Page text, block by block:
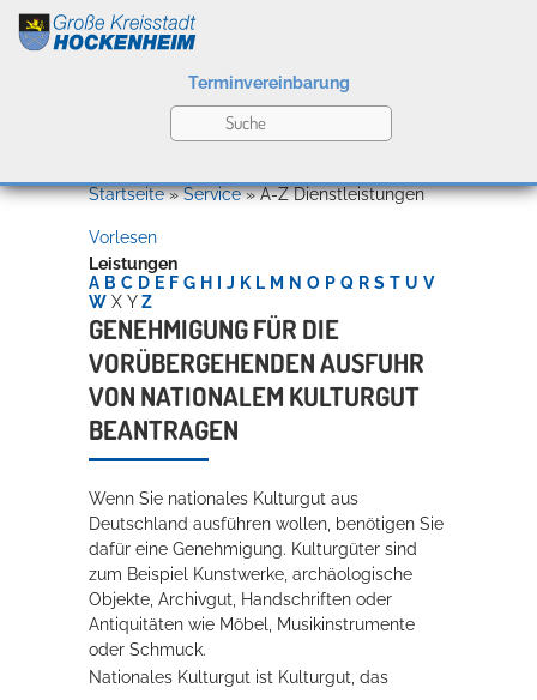
Kultur
Bildung
Wirtschaft
Rathaus
Service
Terminvereinbarung
Willkommen in Hockenheim
Startseite»Service»A-Z Dienstleistungen
Vorlesen
Leistungen
A B C D E F G H J K L M N O P Q R S T U V
W X Y Z
GENEHMIGUNG FÜR DIE
VORÜBERGEHENDEN AUSFUHR
VON NATIONALEM KULTURGUT
BEANTRAGEN
Wenn Sie nationales Kulturgut aus
Deutschland ausführen wollen, benötigen Sie
dafür eine Genehmigung. Kulturgüter sind
zum Beispiel Kunstwerke, archäologische
Objekte, Archivgut, Handschriften oder
Antiquitäten wie Möbel, Musikinstrumente
oder Schmuck.
Nationales Kulturgut ist Kulturgut, das